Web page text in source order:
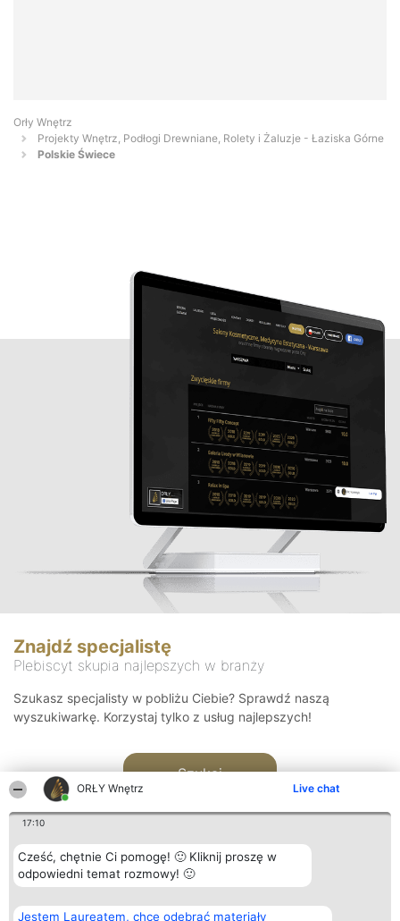
ORŁY Wnętrz Live chat
17:10
Cześć, chętnie Ci pomogę! 🙂 Kliknij proszę w
odpowiedni temat rozmowy! 🙂
Jestem Laureatem, chcę odebrać materiały
Orły Wnętrz
Projekty Wnętrz, Podłogi Drewniane, Rolety i Żaluzje - Łaziska Górne
Polskie Świece
Znajdź specjalistę
Plebiscyt skupia najlepszych w branży
Szukasz specjalisty w pobliżu Ciebie? Sprawdź naszą
wyszukiwarkę. Korzystaj tylko z usług najlepszych!
Szukaj
Organizator plebiscytu
Bright Side Solutions sp. z o.
Plebiscyt
Laureaci
Kontakt
Kontakt